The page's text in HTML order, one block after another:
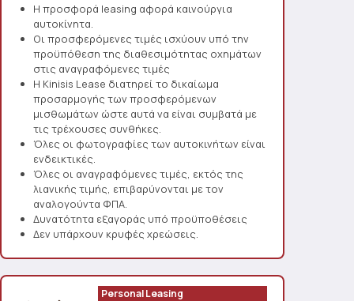
Η προσφορά leasing αφορά καινούργια
αυτοκίνητα.
Οι προσφερόμενες τιμές ισχύουν υπό την
προϋπόθεση της διαθεσιμότητας οχημάτων
στις αναγραφόμενες τιμές
Η Kinisis Lease διατηρεί το δικαίωμα
προσαρμογής των προσφερόμενων
μισθωμάτων ώστε αυτά να είναι συμβατά με
τις τρέχουσες συνθήκες.
Όλες οι φωτογραφίες των αυτοκινήτων είναι
ενδεικτικές.
Όλες οι αναγραφόμενες τιμές, εκτός της
λιανικής τιμής, επιβαρύνονται με τον
αναλογούντα ΦΠΑ.
Δυνατότητα εξαγοράς υπό προϋποθέσεις
Δεν υπάρχουν κρυφές χρεώσεις.
Personal Leasing